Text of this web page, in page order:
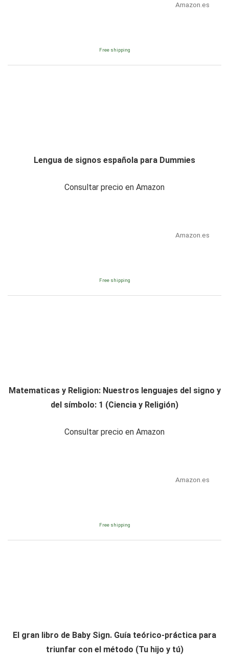
Amazon.es
Free shipping
Lengua de signos española para Dummies
Consultar precio en Amazon
Amazon.es
Free shipping
Matematicas y Religion: Nuestros lenguajes del signo y
del símbolo: 1 (Ciencia y Religión)
Consultar precio en Amazon
Amazon.es
Free shipping
El gran libro de Baby Sign. Guía teórico-práctica para
triunfar con el método (Tu hijo y tú)